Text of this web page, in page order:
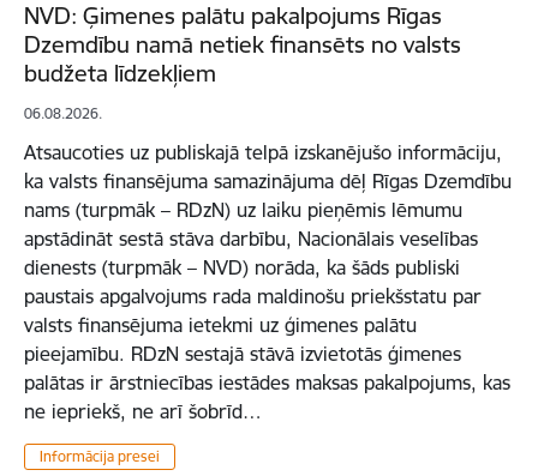
NVD: Ģimenes palātu pakalpojums Rīgas
Dzemdību namā netiek finansēts no valsts
budžeta līdzekļiem
06.08.2026.
Atsaucoties uz publiskajā telpā izskanējušo informāciju,
ka valsts finansējuma samazinājuma dēļ Rīgas Dzemdību
nams (turpmāk – RDzN) uz laiku pieņēmis lēmumu
apstādināt sestā stāva darbību, Nacionālais veselības
dienests (turpmāk – NVD) norāda, ka šāds publiski
paustais apgalvojums rada maldinošu priekšstatu par
valsts finansējuma ietekmi uz ģimenes palātu
pieejamību. RDzN sestajā stāvā izvietotās ģimenes
palātas ir ārstniecības iestādes maksas pakalpojums, kas
ne iepriekš, ne arī šobrīd…
Informācija presei